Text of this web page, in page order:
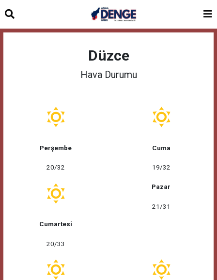
Düzce
Hava Durumu
Perşembe
20/32
Cuma
19/32
Cumartesi
20/33
Pazar
21/31